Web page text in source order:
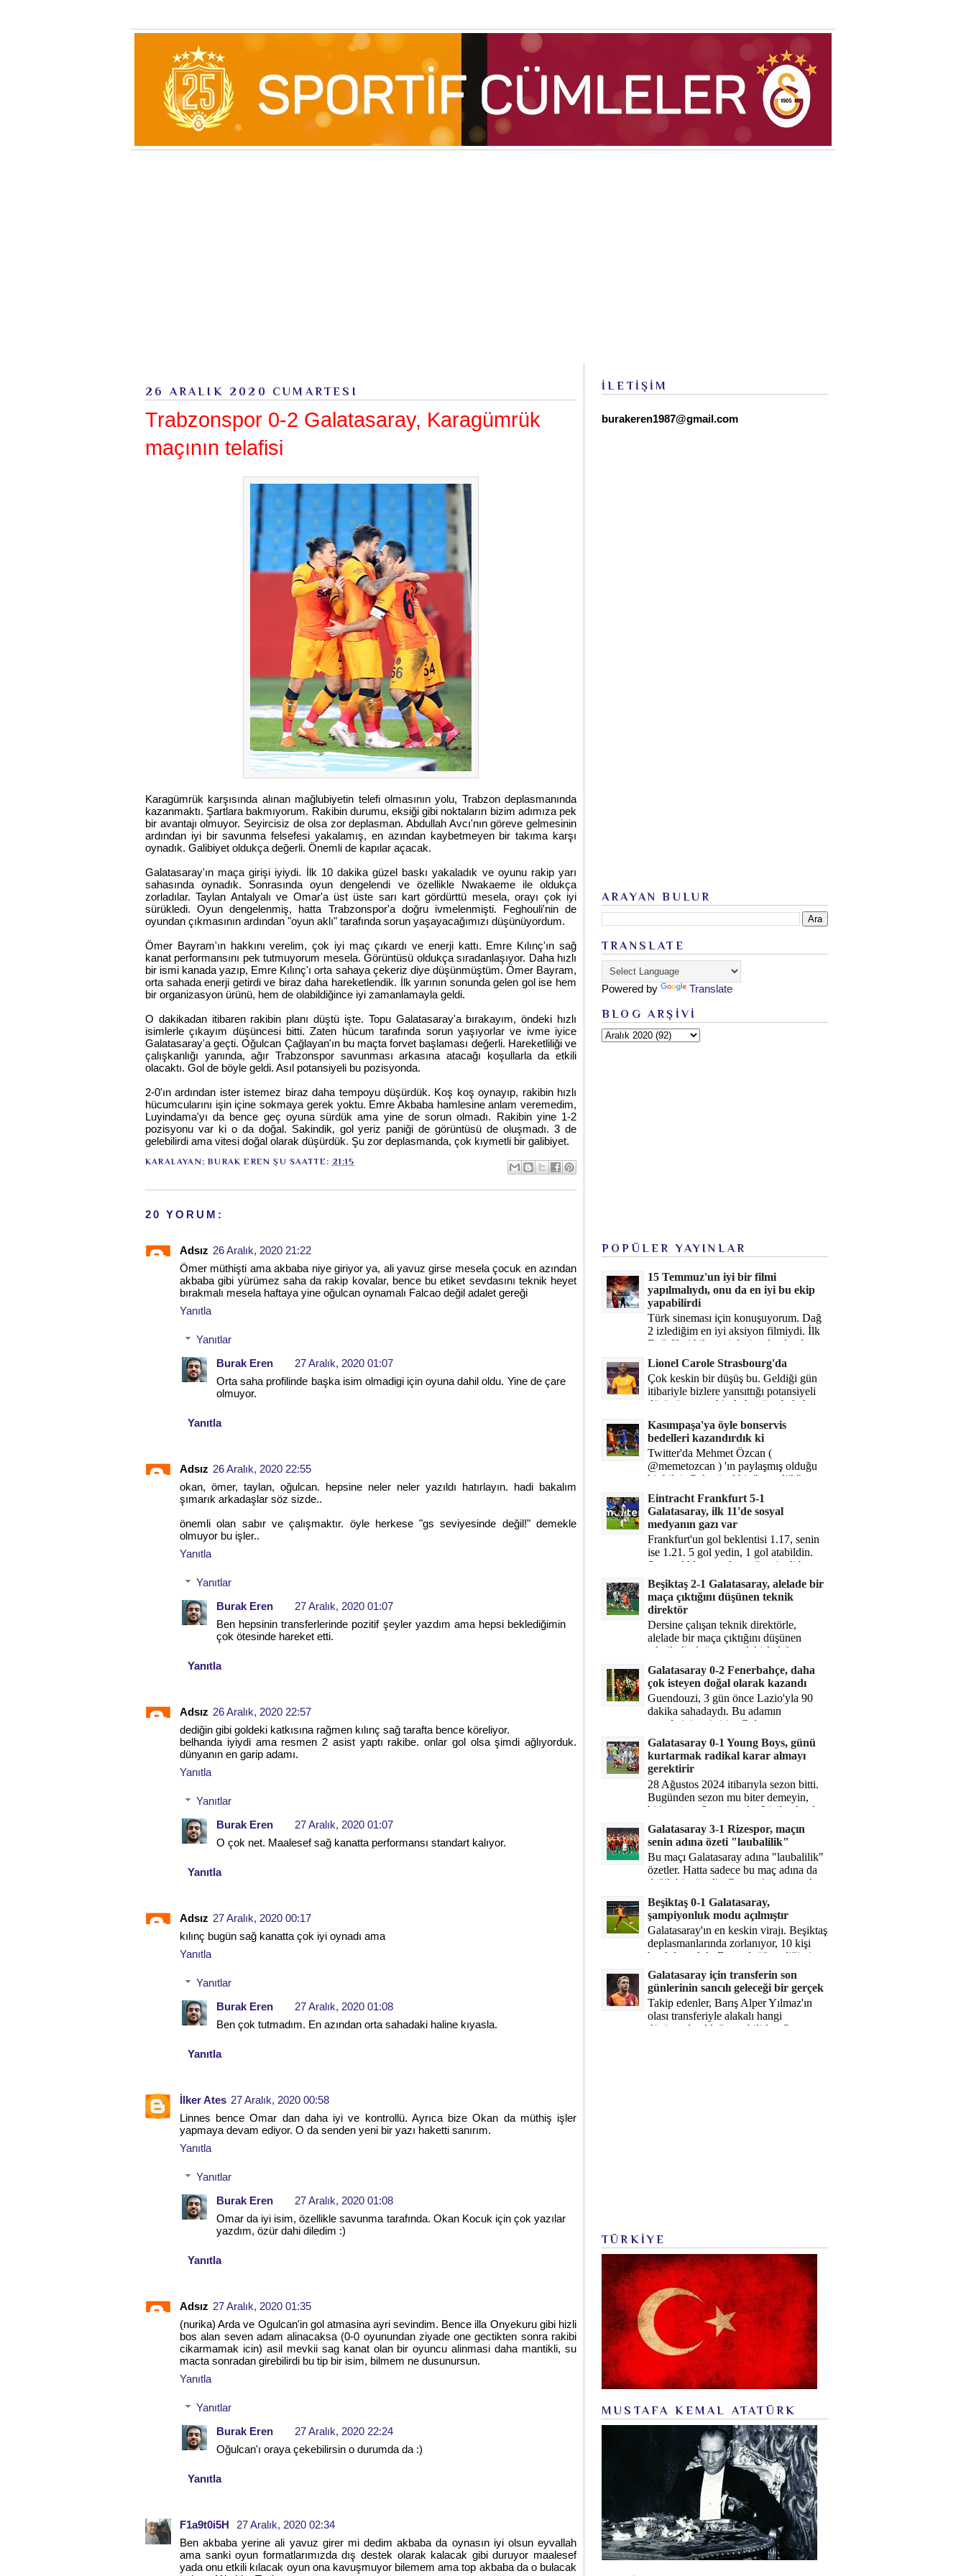
26 ARALIK 2020 CUMARTESI
Trabzonspor 0-2 Galatasaray, Karagümrük
maçının telafisi
Karagümrük karşısında alınan mağlubiyetin telefi olmasının yolu, Trabzon deplasmanında
kazanmaktı. Şartlara bakmıyorum. Rakibin durumu, eksiği gibi noktaların bizim adımıza pek
bir avantajı olmuyor. Seyircisiz de olsa zor deplasman. Abdullah Avcı'nın göreve gelmesinin
ardından iyi bir savunma felsefesi yakalamış, en azından kaybetmeyen bir takıma karşı
oynadık. Galibiyet oldukça değerli. Önemli de kapılar açacak.
Galatasaray'ın maça girişi iyiydi. İlk 10 dakika güzel baskı yakaladık ve oyunu rakip yarı
sahasında oynadık. Sonrasında oyun dengelendi ve özellikle Nwakaeme ile oldukça
zorladılar. Taylan Antalyalı ve Omar'a üst üste sarı kart gördürttü mesela, orayı çok iyi
sürükledi. Oyun dengelenmiş, hatta Trabzonspor'a doğru ivmelenmişti. Feghouli'nin de
oyundan çıkmasının ardından "oyun aklı" tarafında sorun yaşayacağımızı düşünüyordum.
Ömer Bayram'ın hakkını verelim, çok iyi maç çıkardı ve enerji kattı. Emre Kılınç'ın sağ
kanat performansını pek tutmuyorum mesela. Görüntüsü oldukça sıradanlaşıyor. Daha hızlı
bir ismi kanada yazıp, Emre Kılınç'ı orta sahaya çekeriz diye düşünmüştüm. Ömer Bayram,
orta sahada enerji getirdi ve biraz daha hareketlendik. İlk yarının sonunda gelen gol ise hem
bir organizasyon ürünü, hem de olabildiğince iyi zamanlamayla geldi.
O dakikadan itibaren rakibin planı düştü işte. Topu Galatasaray'a bırakayım, öndeki hızlı
isimlerle çıkayım düşüncesi bitti. Zaten hücum tarafında sorun yaşıyorlar ve ivme iyice
Galatasaray'a geçti. Oğulcan Çağlayan'ın bu maçta forvet başlaması değerli. Hareketliliği ve
çalışkanlığı yanında, ağır Trabzonspor savunması arkasına atacağı koşullarla da etkili
olacaktı. Gol de böyle geldi. Asıl potansiyeli bu pozisyonda.
2-0'ın ardından ister istemez biraz daha tempoyu düşürdük. Koş koş oynayıp, rakibin hızlı
hücumcularını işin içine sokmaya gerek yoktu. Emre Akbaba hamlesine anlam veremedim,
Luyindama'yı da bence geç oyuna sürdük ama yine de sorun olmadı. Rakibin yine 1-2
pozisyonu var ki o da doğal. Sakindik, gol yeriz paniği de görüntüsü de oluşmadı. 3 de
gelebilirdi ama vitesi doğal olarak düşürdük. Şu zor deplasmanda, çok kıymetli bir galibiyet.
KARALAYAN;BURAK EREN ŞU SAATTE: 21:15
20 YORUM:
Adsız 26 Aralık, 2020 21:22
Ömer müthişti ama akbaba niye giriyor ya, ali yavuz girse mesela çocuk en azından
akbaba gibi yürümez saha da rakip kovalar, bence bu etiket sevdasını teknik heyet
bırakmalı mesela haftaya yine oğulcan oynamalı Falcao değil adalet gereği
Yanıtla
Yanıtlar
Burak Eren
27 Aralık, 2020 01:07
Orta saha profilinde başka isim olmadigi için oyuna dahil oldu. Yine de çare
olmuyor.
Yanıtla
Adsız 26 Aralık, 2020 22:55
okan, ömer, taylan, oğulcan. hepsine neler neler yazıldı hatırlayın. hadi bakalım
şımarık arkadaşlar söz sizde..
önemli olan sabır ve çalışmaktır. öyle herkese "gs seviyesinde değil!" demekle
olmuyor bu işler..
Yanıtla
Yanıtlar
Burak Eren
27 Aralık, 2020 01:07
Ben hepsinin transferlerinde pozitif şeyler yazdım ama hepsi beklediğimin
çok ötesinde hareket etti.
Yanıtla
Adsız 26 Aralık, 2020 22:57
dediğin gibi goldeki katkısına rağmen kılınç sağ tarafta bence köreliyor.
belhanda iyiydi ama resmen 2 asist yaptı rakibe. onlar gol olsa şimdi ağlıyorduk.
dünyanın en garip adamı.
Yanıtla
Yanıtlar
Burak Eren
27 Aralık, 2020 01:07
O çok net. Maalesef sağ kanatta performansı standart kalıyor.
Yanıtla
Adsız 27 Aralık, 2020 00:17
kılınç bugün sağ kanatta çok iyi oynadı ama
Yanıtla
Yanıtlar
Burak Eren
27 Aralık, 2020 01:08
Ben çok tutmadım. En azından orta sahadaki haline kıyasla.
Yanıtla
İlker Ates 27 Aralık, 2020 00:58
Linnes bence Omar dan daha iyi ve kontrollü. Ayrıca bize Okan da müthiş işler
yapmaya devam ediyor. O da senden yeni bir yazı haketti sanırım.
Yanıtla
Yanıtlar
Burak Eren
27 Aralık, 2020 01:08
Omar da iyi isim, özellikle savunma tarafında. Okan Kocuk için çok yazılar
yazdım, özür dahi diledim :)
Yanıtla
Adsız 27 Aralık, 2020 01:35
(nurika) Arda ve Ogulcan'in gol atmasina ayri sevindim. Bence illa Onyekuru gibi hizli
bos alan seven adam alinacaksa (0-0 oyunundan ziyade one gectikten sonra rakibi
cikarmamak icin) asil mevkii sag kanat olan bir oyuncu alinmasi daha mantikli, su
macta sonradan girebilirdi bu tip bir isim, bilmem ne dusunursun.
Yanıtla
Yanıtlar
Burak Eren
27 Aralık, 2020 22:24
Oğulcan'ı oraya çekebilirsin o durumda da :)
Yanıtla
F1a9t0i5H
27 Aralık, 2020 02:34
Ben akbaba yerine ali yavuz girer mi dedim akbaba da oynasın iyi olsun eyvallah
ama sanki oyun formatlarımızda dış destek olarak kalacak gibi duruyor maalesef
yada onu etkili kılacak oyun ona kavuşmuyor bilemem ama top akbaba da o bulacak
İLETİŞİM
burakeren1987@gmail.com
ARAYAN BULUR
TRANSLATE
Powered by Translate
BLOG ARŞİVİ
POPÜLER YAYINLAR
15 Temmuz'un iyi bir filmi
yapılmalıydı, onu da en iyi bu ekip
yapabilirdi
Türk sineması için konuşuyorum. Dağ
2 izlediğim en iyi aksiyon filmiydi. İlk
Dağ filmi hikayesiyle ön plandaydı,
Dağ 2 ise belki o hika...
Lionel Carole Strasbourg'da
Çok keskin bir düşüş bu. Geldiği gün
itibariyle bizlere yansıttığı potansiyeli
düşünüyorum, bir de bugüne bakalım.
Kasımpaşa'ya öyle bonservis
bedelleri kazandırdık ki
Twitter'da Mehmet Özcan (
@memetozcan ) 'ın paylaşmış olduğu
bir bilgi. Çok güzel bir "nostaljik" pas
diyelim. Kasımpaşa...
Eintracht Frankfurt 5-1
Galatasaray, ilk 11'de sosyal
medyanın gazı var
Frankfurt'un gol beklentisi 1.17, senin
ise 1.21. 5 gol yedin, 1 gol atabildin.
Şanssızlıkla mı anlatacağız şimdi bu
durumu? Rakibin 5 ş...
Beşiktaş 2-1 Galatasaray, alelade bir
maça çıktığını düşünen teknik
direktör
Dersine çalışan teknik direktörle,
alelade bir maça çıktığını düşünen
teknik direktör arasındaki fark bu
işte. Solskjaer'in çalıştığı de...
Galatasaray 0-2 Fenerbahçe, daha
çok isteyen doğal olarak kazandı
Guendouzi, 3 gün önce Lazio'yla 90
dakika sahadaydı. Bu adamın
transferini yetiştirip, Galatasaray
karşısında 11 oynamasını sağlıyorsun....
Galatasaray 0-1 Young Boys, günü
kurtarmak radikal karar almayı
gerektirir
28 Ağustos 2024 itibarıyla sezon bitti.
Bugünden sezon mu biter demeyin,
bitiyor işte. Şampiyonlar Ligi'ne katılım
hakkı senin misyonun ...
Galatasaray 3-1 Rizespor, maçın
senin adına özeti "laubalilik"
Bu maçı Galatasaray adına "laubalilik"
özetler. Hatta sadece bu maç adına da
değil, bir süredir. Geçen 4 maçta sadece
1 gol yedin ...
Beşiktaş 0-1 Galatasaray,
şampiyonluk modu açılmıştır
Galatasaray'ın en keskin virajı. Beşiktaş
deplasmanlarında zorlanıyor, 10 kişi
bırakılıyorduk. Bu artık öğrendiğimiz
bir gerçek. Sane...
Galatasaray için transferin son
günlerinin sancılı geleceği bir gerçek
Takip edenler, Barış Alper Yılmaz'ın
olası transferiyle alakalı hangi
düşüncede olduğumu bilirler. O
TÜRKİYE
MUSTAFA KEMAL ATATÜRK